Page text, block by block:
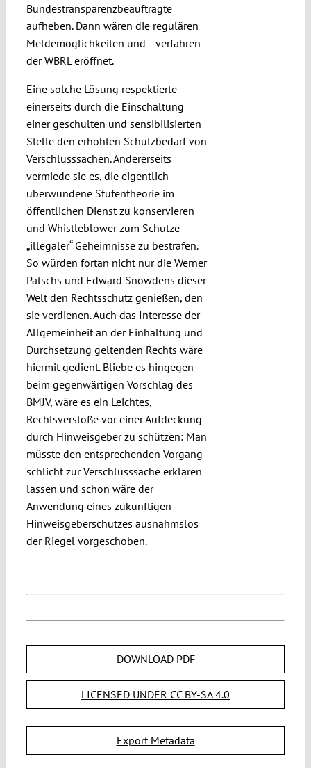
Bundestransparenzbeauftragte
aufheben. Dann wären die regulären
Meldemöglichkeiten und –verfahren
der WBRL eröffnet.
Eine solche Lösung respektierte
einerseits durch die Einschaltung
einer geschulten und sensibilisierten
Stelle den erhöhten Schutzbedarf von
Verschlusssachen. Andererseits
vermiede sie es, die eigentlich
überwundene Stufentheorie im
öffentlichen Dienst zu konservieren
und Whistleblower zum Schutze
„illegaler“ Geheimnisse zu bestrafen.
So würden fortan nicht nur die Werner
Pätschs und Edward Snowdens dieser
Welt den Rechtsschutz genießen, den
sie verdienen. Auch das Interesse der
Allgemeinheit an der Einhaltung und
Durchsetzung geltenden Rechts wäre
hiermit gedient. Bliebe es hingegen
beim gegenwärtigen Vorschlag des
BMJV, wäre es ein Leichtes,
Rechtsverstöße vor einer Aufdeckung
durch Hinweisgeber zu schützen: Man
müsste den entsprechenden Vorgang
schlicht zur Verschlusssache erklären
lassen und schon wäre der
Anwendung eines zukünftigen
Hinweisgeberschutzes ausnahmslos
der Riegel vorgeschoben.
DOWNLOAD PDF
LICENSED UNDER CC BY-SA 4.0
Export Metadata